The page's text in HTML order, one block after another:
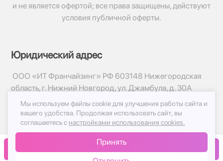
В корзину
и не является офертой; все права защищены, действуют
условия публичной оферты.
Юридический адрес
ООО «ИТ Франчайзинг» РФ 603148 Нижегородская
область, г. Нижний Новгород, ул. Джамбула, д. 30А
© 2017-2026г, База Цветов 24.ру
Политика конфиденциальности
Публичная оферта
Мы используем файлы cookie для улучшения работы сайта и
вашего удобства. Продолжая использовать сайт, вы
соглашаетесь с настройками использования cookies.
Принять